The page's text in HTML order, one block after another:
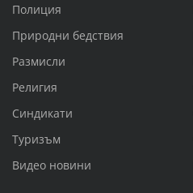
Полиция
Природни бедствия
Размисли
Религия
Синдикати
Туризъм
Видео новини